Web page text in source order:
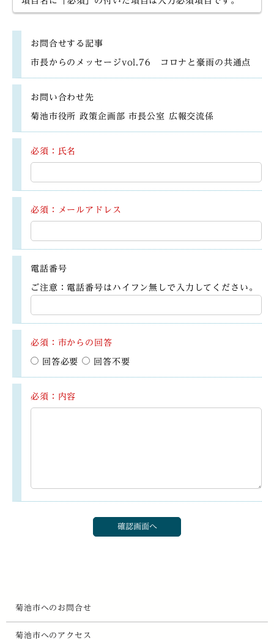
お問合せする記事
市長からのメッセージvol.76 コロナと豪雨の共通点
お問い合わせ先
菊池市役所 政策企画部 市長公室 広報交流係
必須：氏名
必須：メールアドレス
電話番号
ご注意：電話番号はハイフン無しで入力してください。
必須：市からの回答
回答必要 回答不要
必須：内容
菊池市へのお問合せ
菊池市へのアクセス